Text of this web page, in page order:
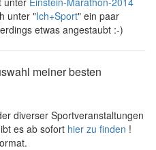
unter "Ich+Sport" ein paar
etwas angestaubt :-)
meiner besten
diverser Sportveranstaltungen
es ab sofort hier zu finden !